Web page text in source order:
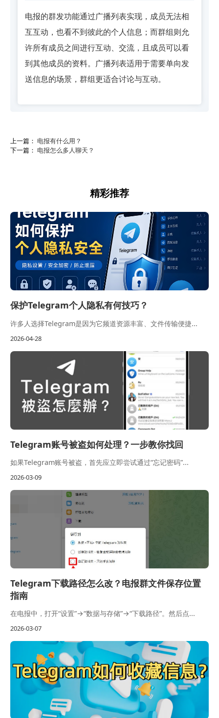
电报的群发功能通过广播列表实现，成员无法相
互互动，也看不到彼此的个人信息；而群组则允
许所有成员之间进行互动、交流，且成员可以看
到其他成员的资料。广播列表适用于需要单向发
送信息的场景，群组更适合讨论与互动。
上一篇： 电报有什么用？
下一篇： 电报怎么多人聊天？
精彩推荐
保护Telegram个人隐私有何技巧？
许多人选择Telegram是因为它频道资源丰富、文件传输便捷...
2026-04-28
Telegram账号被盗如何处理？一步教你找回
如果Telegram账号被盗，首先应立即尝试通过“忘记密码”...
2026-03-09
Telegram下载路径怎么改？电报群文件保存位置
指南
在电报中，打开“设置”→“数据与存储”→“下载路径”。然后点...
2026-03-07